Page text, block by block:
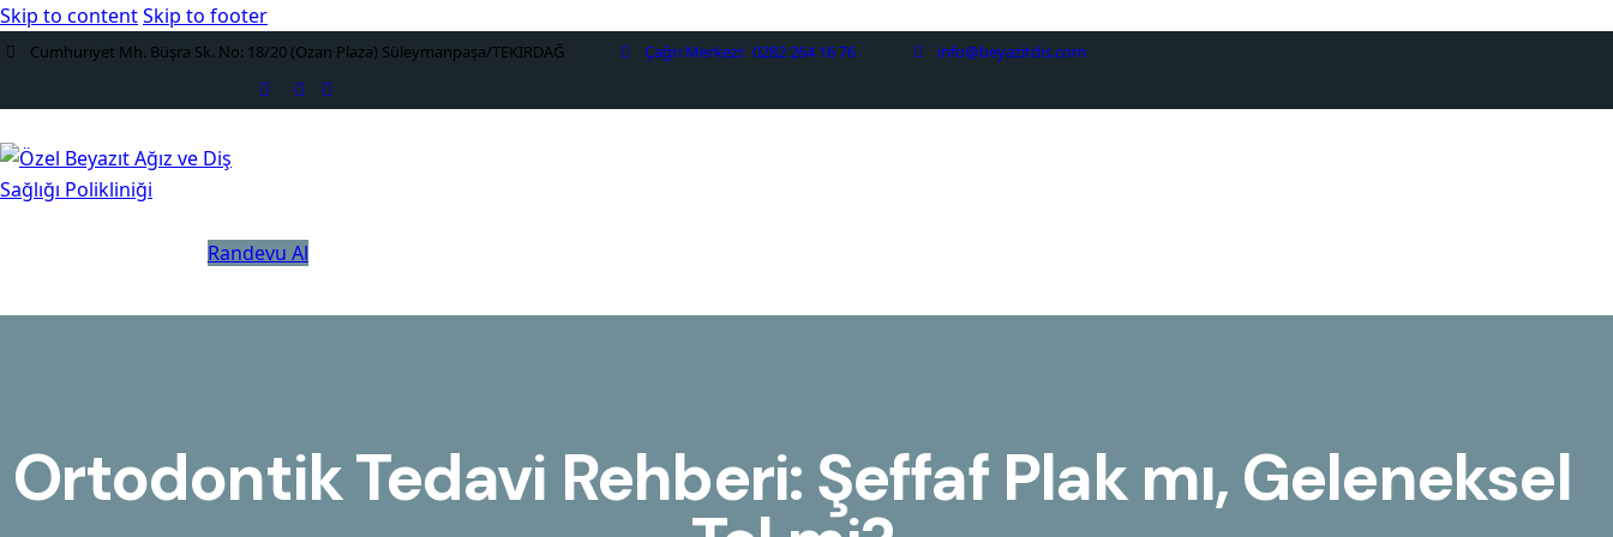
Skip to contentSkip to footer
Cumhuriyet Mh. Büşra Sk. No: 18/20 (Ozan Plaza) Süleymanpaşa/TEKİRDAĞ Çağrı Merkezi: 0282 264 16 76 info@beyazitdis.com
Randevu Al
Ortodontik Tedavi Rehberi: Şeffaf Plak mı, Geleneksel